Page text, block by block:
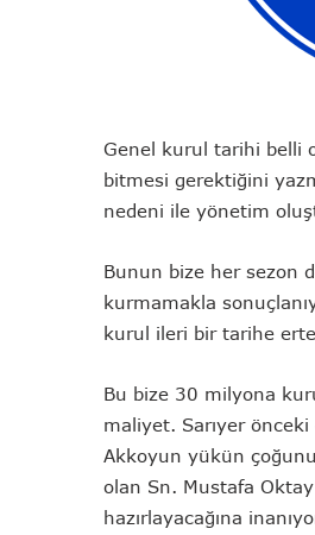
Genel kurul tarihi belli
bitmesi gerektiğini
nedeni ile yönetim
Bunun bize her sezon
kurmamakla
kurul ileri bir tarihe
Bu bize 30 milyona
maliyet. Sarıyer
Akkoyun yükün çoğunu
olan Sn. Mustafa
hazırlayacağına